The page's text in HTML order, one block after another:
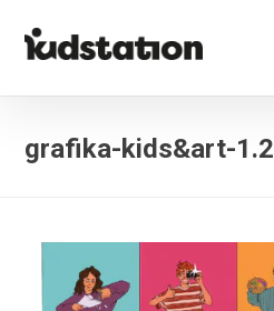
grafika-kids&art-1.2